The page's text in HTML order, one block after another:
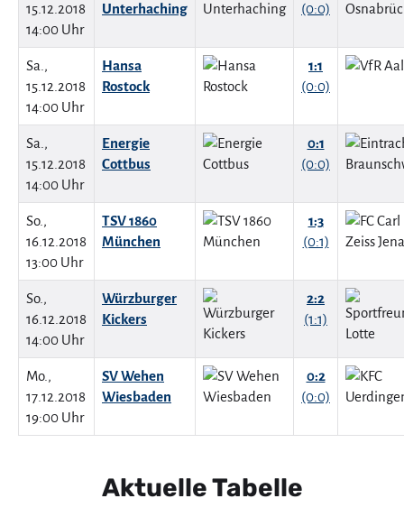
15.12.2018
14:00 Uhr
Unterhaching
(0:0)
Sa.,
15.12.2018
14:00 Uhr
Hansa
Rostock
1:1
(0:0)
Sa.,
15.12.2018
14:00 Uhr
Energie
Cottbus
0:1
(0:0)
So.,
16.12.2018
13:00 Uhr
TSV 1860
München
1:3
(0:1)
So.,
16.12.2018
14:00 Uhr
Würzburger
Kickers
2:2
(1:1)
Mo.,
17.12.2018
19:00 Uhr
SV Wehen
Wiesbaden
0:2
(0:0)
Aktuelle Tabelle